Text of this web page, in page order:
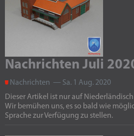
Nachrichten Juli
Nachrichten — Sa. 1 Aug. 2020
Dieser Artikel ist nur auf
Wir bemühen uns, es so bald wie
Sprache zur Verfügung zu stellen.